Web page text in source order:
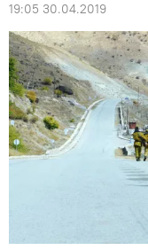
19:05 30.04.2019